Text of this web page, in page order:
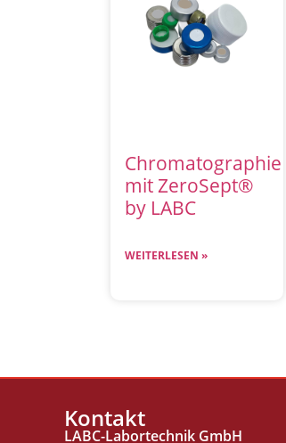
Chromatographie
mit ZeroSept®
by LABC
WEITERLESEN »
Kontakt
LABC-Labortechnik GmbH